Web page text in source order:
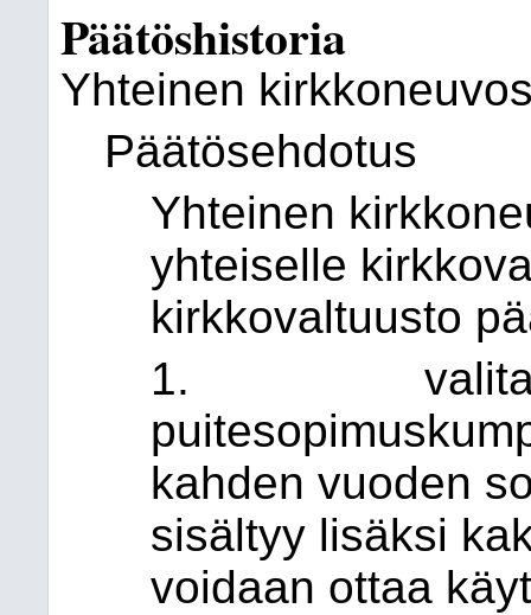
Päätöshistoria
Yhteinen
Päätösehdotus
Yhteinen
yhteiselle
kirkkovaltuusto
1. valita
kahden vuoden
sisältyy lisäksi
voidaan ottaa